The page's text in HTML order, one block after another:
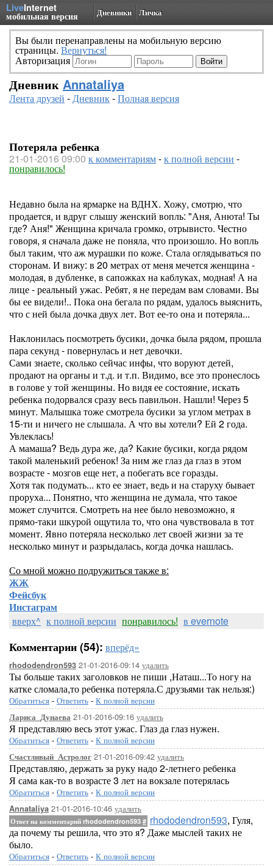
LiveInternet
мобильная версия Дневники Личка
Вы были перенаправлены на мобильную версию
страницы. Вернуться!
Авторизация
Дневник Annataliya
Лента друзей -Дневник-Полная версия
Потеряла ребенка
21-01-2016 09:00 к комментариям-к полной версии -
понравилось!
Недавно была на ярмарке на ВДНХ. Хожу, смотрю, что
продается, и вдруг слышу женский вопль: "Аня, Анюта! Ты
где? Аня!" Женщина кричала громко, отрывисто. Честно
говоря, я сначала даже не поняла, что произошло. Но вопль
был таким, что аж мурашки по коже. Стала оглядываться по
сторонам. И вижу: в 20 метрах от меня мечется женщина -
молодая, в дубленке, в сапожках на каблуках, модная! А на
лице - реальный ужас. Ребят, я не передам вам словами. Вы
бы ее видели!.. Пока она бегала по рядам, удалось выяснить,
что с ней была дочка двух лет. Вот ее-то она и потеряла...
Наклонилась посмотреть бусики, дочка была рядом, прошла
пара секунд - повернулась и нет девочки.
Сами знаете, сколько сейчас инфы, что воруют детей,
продают на органы и т.д. и т.п. Видимо, все это пронеслось
в голове у той женщины. Но видя ее состояние, искать
ребенка подорвался сразу весь павильон. Нашли! Через 5
минут. Малышка тоже смотрела бусики за углом метрах в
15-ти и ничего не слышала. А что вы хотели? Ей 2 года.
Увлеклась!
А мамаша? Ведь дура же, да? Какие бусики, когда рядом
такой маленький ребенок! За ним же глаз да глаз в этом
возрасте - мозгов еще нет, а побегать все горазды.
Хотя так подумать... кто ее знает, ведь и на старуху бывает
проруха... Понятно, что женщина не думала, что такое
может случится. Смотреть на нее было невозможно, я
прямо-таки шкурой ощутила то, что она чувствовала в тот
момент. Явно потеряла несколько лет своей жизни за те
несколько минут и разрыдалась, когда дочка нашлась.
Со мной можно подружиться также в:
ЖЖ
Фейсбук
Инстаграм
вверх^ к полной версии понравилось! в evernote
Комментарии (54): вперёд»
rhododendron593 21-01-2016-09:14 удалить
Ты больше таких заголовков не пиши ,Наташ...То ногу на
катке сломала,то ребенка потеряла.С друзьями так нельзя:)
Обратиться - Ответить - К полной версии
Лариса_Дунаева 21-01-2016-09:16 удалить
Я представляю весь этот ужас. Глаз да глаз нужен.
Обратиться - Ответить - К полной версии
Счастливый_Астролог 21-01-2016-09:42 удалить
Представляю, держать за руку надо 2-летнего ребенка
Я сама как-то в возрасте 3 лет на вокзале потерялась
Обратиться - Ответить - К полной версии
Annataliya 21-01-2016-10:46 удалить
Ответ на комментарий rhododendron593 # rhododendron593, Гуля,
да почему ты решила, что это я? Даже мыслей таких не
было.
Обратиться - Ответить - К полной версии